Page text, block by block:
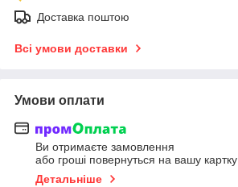
Доставка поштою
Всі умови доставки
Умови оплати
Ви отримаєте замовлення
або гроші повернуться на вашу картку
Детальніше